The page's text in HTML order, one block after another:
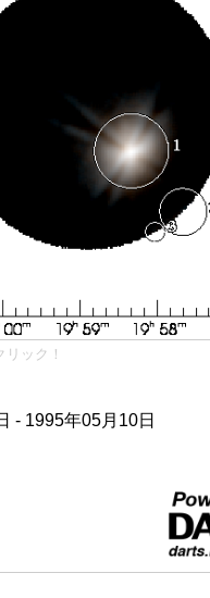
ック！
- 1995年05月10日